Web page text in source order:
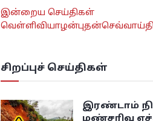
இன்றைய செய்திகள்
வெள்ளிவியாழன்புதன்செவ்வாய்
சிறப்புச் செய்திகள்
இரண்டாம்